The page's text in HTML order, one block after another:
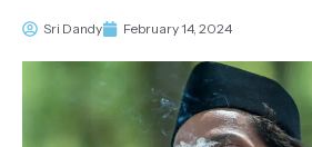
Sri Dandy February 14, 2024